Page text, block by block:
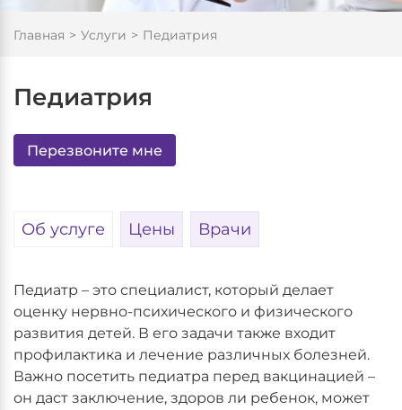
Главная Услуги Педиатрия
Педиатрия
Перезвоните мне
Об услуге Цены Врачи
Педиатр – это специалист, который делает
оценку нервно-психического и физического
развития детей. В его задачи также входит
профилактика и лечение различных болезней.
Важно посетить педиатра перед вакцинацией –
он даст заключение, здоров ли ребенок, может